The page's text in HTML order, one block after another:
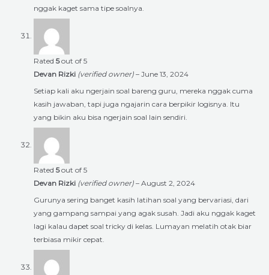
nggak kaget sama tipe soalnya.
Rated 5out of 5
Devan Rizki (verified owner) – June 13, 2024
Setiap kali aku ngerjain soal bareng guru, mereka nggak cuma
kasih jawaban, tapi juga ngajarin cara berpikir logisnya. Itu
yang bikin aku bisa ngerjain soal lain sendiri.
Rated 5out of 5
Devan Rizki (verified owner) – August 2, 2024
Gurunya sering banget kasih latihan soal yang bervariasi, dari
yang gampang sampai yang agak susah. Jadi aku nggak kaget
lagi kalau dapet soal tricky di kelas. Lumayan melatih otak biar
terbiasa mikir cepat.